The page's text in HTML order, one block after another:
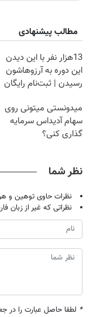
مطالب پیشنهادی
13هزار نفر با این دیدن
این دوره به آرزوهاشون
رسیدن | ثبت‌‌نام رایگان
میدونستی میتونی روی
سهام آدیداس سرمایه
گذاری کنی؟
نظر شما
نظرات حاوی توهین و
نظراتی که غیر از زبان
* لطفا حاصل عبارت را در